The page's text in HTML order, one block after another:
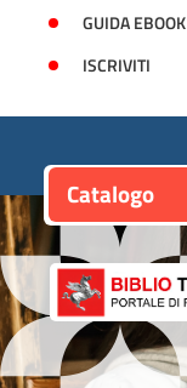
GUIDA EBOOK
ISCRIVITI
Catalogo